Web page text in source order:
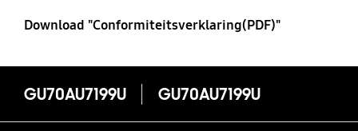
Download "Conformiteitsverklaring(PDF)"
GU70AU7199U GU70AU7199U